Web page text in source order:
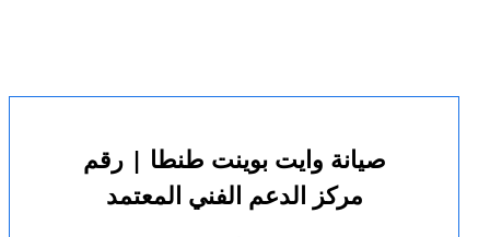
صيانة وايت بوينت طنطا | رقم
مركز الدعم الفني المعتمد